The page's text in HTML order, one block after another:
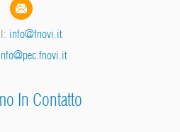
info@fnovi.it
In Contatto